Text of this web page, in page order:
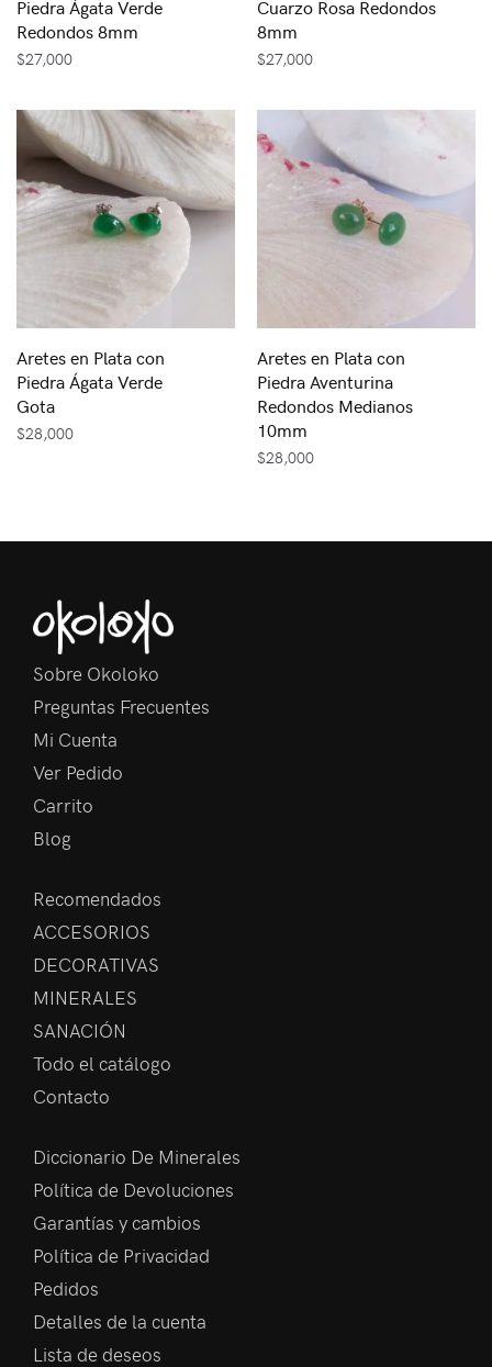
Piedra Ágata Verde
Redondos 8mm
$27,000
Cuarzo Rosa Redondos
8mm
$27,000
Aretes en Plata con
Piedra Ágata Verde
Gota
$28,000
Aretes en Plata con
Piedra Aventurina
Redondos Medianos
10mm
$28,000
Sobre Okoloko
Preguntas Frecuentes
Mi Cuenta
Ver Pedido
Carrito
Blog
Recomendados
ACCESORIOS
DECORATIVAS
MINERALES
SANACIÓN
Todo el catálogo
Contacto
Diccionario De Minerales
Política de Devoluciones
Garantías y cambios
Política de Privacidad
Pedidos
Detalles de la cuenta
Lista de deseos